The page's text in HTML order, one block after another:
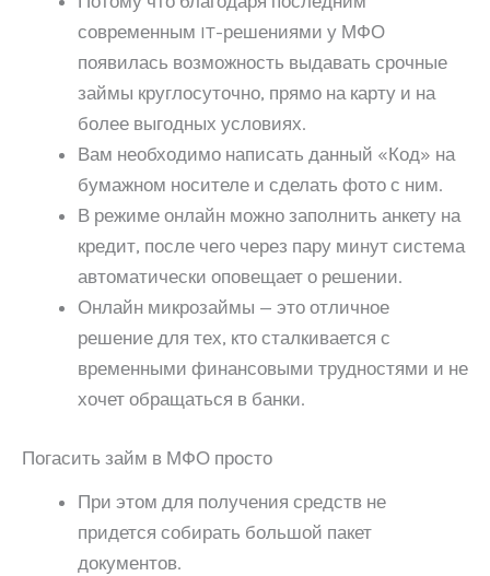
современным IT-решениями у МФО
появилась возможность выдавать срочные
займы круглосуточно, прямо на карту и на
более выгодных условиях.
Вам необходимо написать данный «Код» на
бумажном носителе и сделать фото с ним.
В режиме онлайн можно заполнить анкету на
кредит, после чего через пару минут система
автоматически оповещает о решении.
Онлайн микрозаймы — это отличное
решение для тех, кто сталкивается с
временными финансовыми трудностями и не
хочет обращаться в банки.
Погасить займ в МФО просто
При этом для получения средств не
придется собирать большой пакет
документов.